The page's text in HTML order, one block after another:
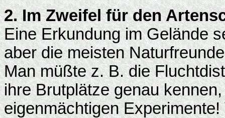
2. Im Zweifel für den
Eine Erkundung im Gelände
aber die meisten
Man müßte z. B. die
ihre Brutplätze genau
eigenmächtigen